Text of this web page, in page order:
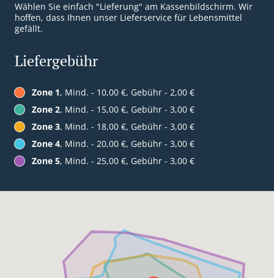
Wählen Sie einfach "Lieferung" am Kassenbildschirm. Wir
hoffen, dass Ihnen unser Lieferservice für Lebensmittel
gefällt.
Liefergebühr
Zone 1, Mind. - 10,00 €, Gebühr - 2,00 €
Zone 2, Mind. - 15,00 €, Gebühr - 3,00 €
Zone 3, Mind. - 18,00 €, Gebühr - 3,00 €
Zone 4, Mind. - 20,00 €, Gebühr - 3,00 €
Zone 5, Mind. - 25,00 €, Gebühr - 3,00 €